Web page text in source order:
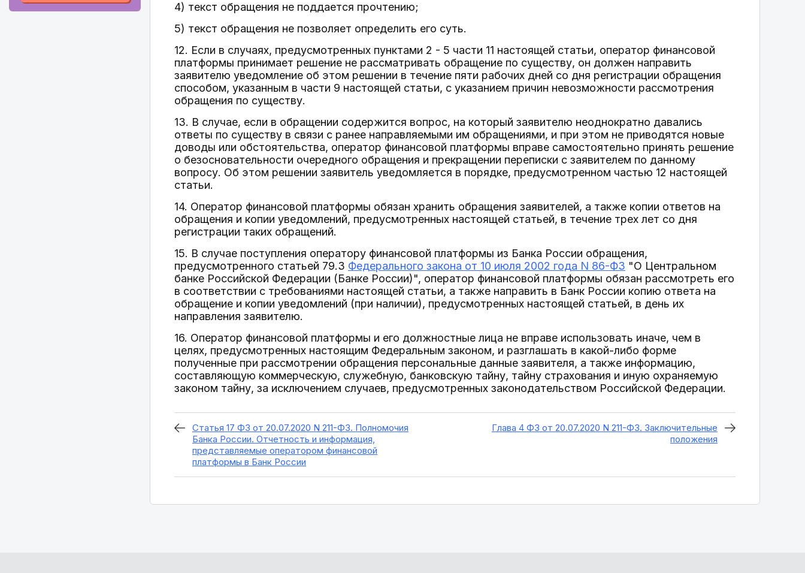
4) текст обращения не поддается прочтению;
5) текст обращения не позволяет определить его суть.
12. Если в случаях, предусмотренных пунктами 2 - 5 части 11 настоящей статьи, оператор финансовой
платформы принимает решение не рассматривать обращение по существу, он должен направить
заявителю уведомление об этом решении в течение пяти рабочих дней со дня регистрации обращения
способом, указанным в части 9 настоящей статьи, с указанием причин невозможности рассмотрения
обращения по существу.
13. В случае, если в обращении содержится вопрос, на который заявителю неоднократно давались
ответы по существу в связи с ранее направляемыми им обращениями, и при этом не приводятся новые
доводы или обстоятельства, оператор финансовой платформы вправе самостоятельно принять решение
о безосновательности очередного обращения и прекращении переписки с заявителем по данному
вопросу. Об этом решении заявитель уведомляется в порядке, предусмотренном частью 12 настоящей
статьи.
14. Оператор финансовой платформы обязан хранить обращения заявителей, а также копии ответов на
обращения и копии уведомлений, предусмотренных настоящей статьей, в течение трех лет со дня
регистрации таких обращений.
15. В случае поступления оператору финансовой платформы из Банка России обращения,
предусмотренного статьей 79.3 Федерального закона от 10 июля 2002 года N 86-ФЗ "О Центральном
банке Российской Федерации (Банке России)", оператор финансовой платформы обязан рассмотреть его
в соответствии с требованиями настоящей статьи, а также направить в Банк России копию ответа на
обращение и копии уведомлений (при наличии), предусмотренных настоящей статьей, в день их
направления заявителю.
16. Оператор финансовой платформы и его должностные лица не вправе использовать иначе, чем в
целях, предусмотренных настоящим Федеральным законом, и разглашать в какой-либо форме
полученные при рассмотрении обращения персональные данные заявителя, а также информацию,
составляющую коммерческую, служебную, банковскую тайну, тайну страхования и иную охраняемую
законом тайну, за исключением случаев, предусмотренных законодательством Российской Федерации.
Статья 17 ФЗ от 20.07.2020 N 211-ФЗ. Полномочия
Банка России. Отчетность и информация,
представляемые оператором финансовой
платформы в Банк России
Глава 4 ФЗ от 20.07.2020 N 211-ФЗ. Заключительные
положения